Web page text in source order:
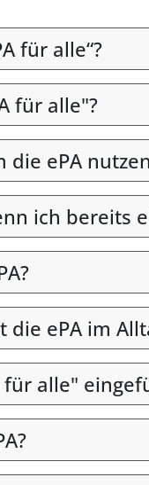
für alle“?
für alle"?
die ePA
ich bereits
ePA im
alle"